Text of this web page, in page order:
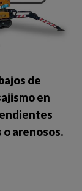
de
en
arenosos.